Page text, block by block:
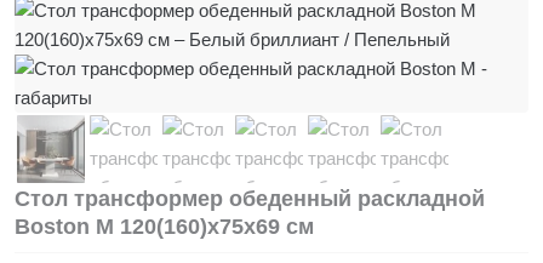
Стол трансформер обеденный раскладной
Boston M 120(160)x75x69 см